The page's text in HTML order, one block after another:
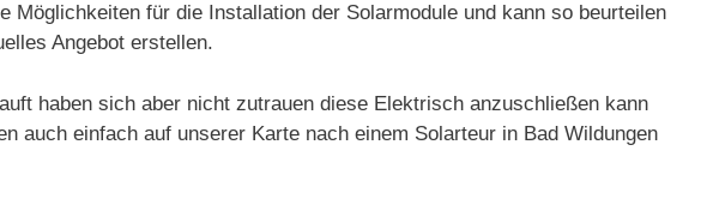
Möglichkeiten für die Installation der Solarmodule und kann so beurteilen
Angebot erstellen.
haben sich aber nicht zutrauen diese Elektrisch anzuschließen kann
auch einfach auf unserer Karte nach einem Solarteur in Bad Wildungen